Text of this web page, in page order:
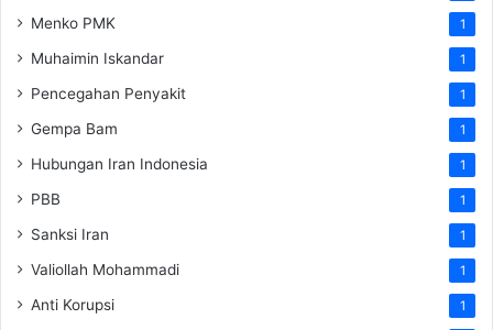
Menko PMK 1
Muhaimin Iskandar 1
Pencegahan Penyakit 1
Gempa Bam 1
Hubungan Iran Indonesia 1
PBB 1
Sanksi Iran 1
Valiollah Mohammadi 1
Anti Korupsi 1